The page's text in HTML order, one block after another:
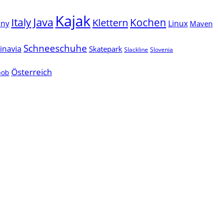
Italy Java Kajak Klettern Kochen Linux Maven
Schneeschuhe Skatepark Slackline Slovenia
Österreich